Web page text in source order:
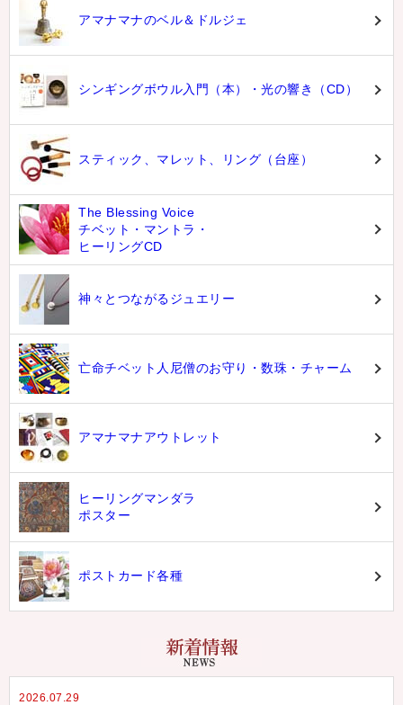
アマナマナのベル＆ドルジェ
シンギングボウル入門（本）・光の響き（CD）
スティック、マレット、リング（台座）
The Blessing Voice
チベット・マントラ・
ヒーリングCD
神々とつながるジュエリー
亡命チベット人尼僧のお守り・数珠・チャーム
アマナマナアウトレット
ヒーリングマンダラ
ポスター
ポストカード各種
2026.07.29